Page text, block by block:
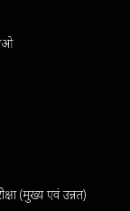
(मुख्य एवं उन्नत)